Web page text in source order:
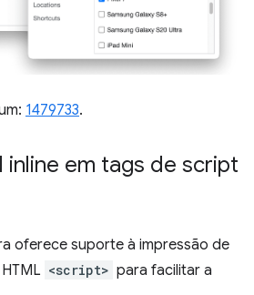
1479733.
inline em tags de script
oferece suporte à impressão de
<script> para facilitar a